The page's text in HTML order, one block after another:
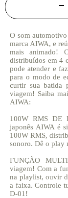
O som
marca AIWA, e
mais animado!
distribuídos em 4
pode atender e
para o modo de
curtir sua batida
viagem! Saiba
AIWA:
100W RMS DE
japonês AIWA é
100W RMS,
sonoro. Dê o play
FUNÇÃO
viagem! Com a
na playlist, ouvir
a faixa. Controle
D-01!